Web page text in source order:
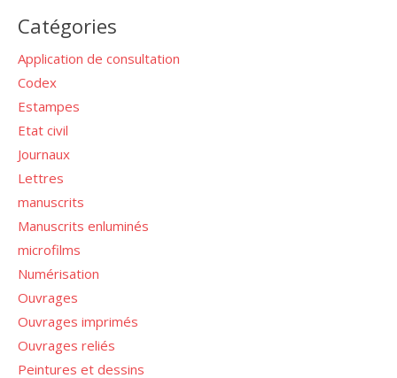
Catégories
Application de consultation
Codex
Estampes
Etat civil
Journaux
Lettres
manuscrits
Manuscrits enluminés
microfilms
Numérisation
Ouvrages
Ouvrages imprimés
Ouvrages reliés
Peintures et dessins